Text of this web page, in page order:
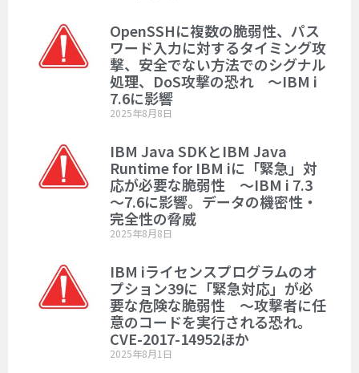
OpenSSHに複数の脆弱性、パス
ワード入力に対するタイミング攻
撃、安全でない方法でのシグナル
処理、DoS攻撃の恐れ ～IBM i
7.6に影響
2025年8月8日
IBM Java SDKとIBM Java
Runtime for IBM iに「緊急」対
応が必要な脆弱性 ～IBM i 7.3
～7.6に影響。データの機密性・
完全性の脅威
2025年8月8日
IBM iライセンスプログラムのオ
プション39に「緊急対応」が必
要な危険な脆弱性 ～攻撃者に任
意のコードを実行される恐れ。
CVE-2017-14952ほか
2025年8月1日